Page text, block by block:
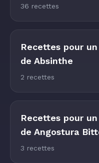
36 recettes
Recettes pour
de Absinthe
2 recettes
Recettes pour
de Angostura
3 recettes